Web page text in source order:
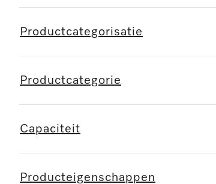
Productcategorisatie
Productcategorie
Capaciteit
Producteigenschappen